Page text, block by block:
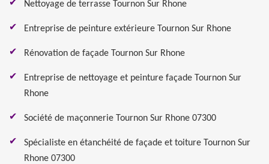
Nettoyage de terrasse Tournon Sur Rhone
Entreprise de peinture extérieure Tournon Sur Rhone
Rénovation de façade Tournon Sur Rhone
Entreprise de nettoyage et peinture façade Tournon Sur
Rhone
Société de maçonnerie Tournon Sur Rhone 07300
Spécialiste en étanchéité de façade et toiture Tournon Sur
Rhone 07300